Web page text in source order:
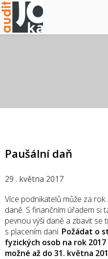
Paušální daň
29 . května 2017
Více podnikatelů může za
daně. S finančním úřadem si
pevnou výši daně a zbavit se
s placením daní. Požádat o
fyzických osob na rok
možné až do 31. května